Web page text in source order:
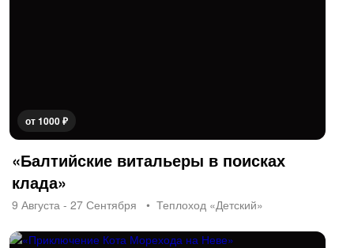
от 1000 ₽
«Балтийские витальеры в поисках
клада»
9 Августа - 27 Сентября Теплоход «Детский»